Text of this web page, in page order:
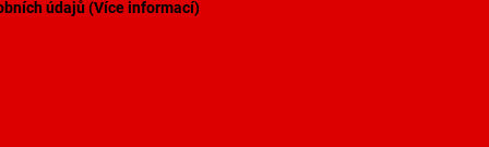
údajů (Více informací)